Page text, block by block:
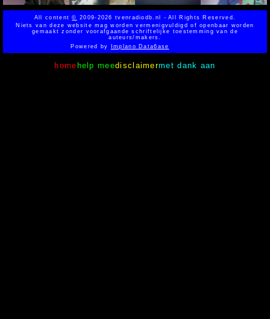
All content© 2009-2026 tvenradiodb.nl - All Rights Reserved.
Niets van deze website mag worden vermenigvuldigd of openbaar worden
gemaakt zonder voorafgaande schriftelijke toestemming van de
auteurs/makers.
Powered byImplano Data6ase
homehelp meedisclaimermet dank aan